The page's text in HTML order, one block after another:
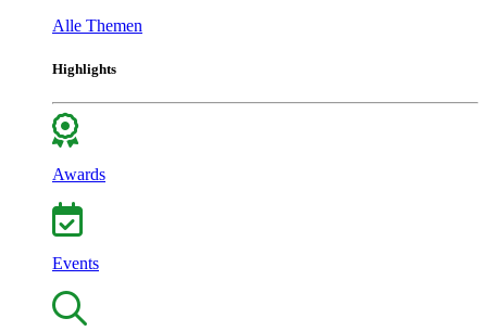
Alle Themen
Highlights
Awards
Events